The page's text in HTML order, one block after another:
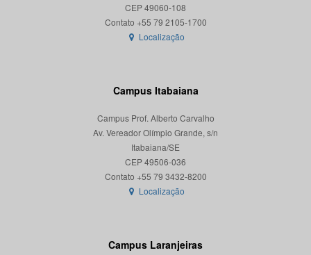
CEP 49060-108
Localização
Campus Itabaiana
Campus Prof. Alberto Carvalho
Av. Vereador Olímpio Grande, s/n
Itabaiana/SE
CEP 49506-036
Localização
Campus Laranjeiras